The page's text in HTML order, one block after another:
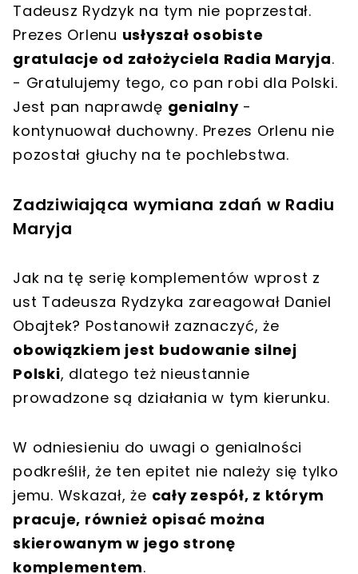
Tadeusz Rydzyk na tym nie poprzestał.
Prezes Orlenu usłyszał osobiste
gratulacje od założyciela Radia Maryja.
- Gratulujemy tego, co pan robi dla Polski.
Jest pan naprawdę genialny-
kontynuował duchowny. Prezes Orlenu nie
pozostał głuchy na te pochlebstwa.
Zadziwiająca wymiana zdań w Radiu
Maryja
Jak na tę serię komplementów wprost z
ust Tadeusza Rydzyka zareagował Daniel
Obajtek? Postanowił zaznaczyć, że
obowiązkiem jest budowanie silnej
Polski, dlatego też nieustannie
prowadzone są działania w tym kierunku.
W odniesieniu do uwagi o genialności
podkreślił, że ten epitet nie należy się tylko
jemu. Wskazał, że cały zespół, z którym
pracuje, również opisać można
skierowanym w jego stronę
komplementem.